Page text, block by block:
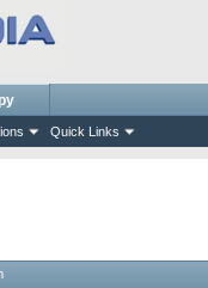
Quick Links